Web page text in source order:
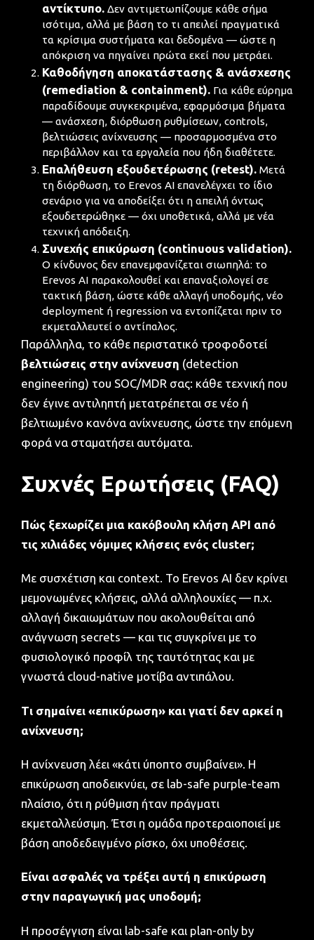
αντίκτυπο. Δεν αντιμετωπίζουμε κάθε σήμα
ισότιμα, αλλά με βάση το τι απειλεί πραγματικά
τα κρίσιμα συστήματα και δεδομένα — ώστε η
απόκριση να πηγαίνει πρώτα εκεί που μετράει.
Καθοδήγηση αποκατάστασης & ανάσχεσης
(remediation & containment). Για κάθε εύρημα
παραδίδουμε συγκεκριμένα, εφαρμόσιμα βήματα
— ανάσχεση, διόρθωση ρυθμίσεων, controls,
βελτιώσεις ανίχνευσης — προσαρμοσμένα στο
περιβάλλον και τα εργαλεία που ήδη διαθέτετε.
Επαλήθευση εξουδετέρωσης (retest). Μετά
τη διόρθωση, το Erevos AI επανελέγχει το ίδιο
σενάριο για να αποδείξει ότι η απειλή όντως
εξουδετερώθηκε — όχι υποθετικά, αλλά με νέα
τεχνική απόδειξη.
Συνεχής επικύρωση (continuous validation).
Ο κίνδυνος δεν επανεμφανίζεται σιωπηλά: το
Erevos AI παρακολουθεί και επαναξιολογεί σε
τακτική βάση, ώστε κάθε αλλαγή υποδομής, νέο
deployment ή regression να εντοπίζεται πριν το
εκμεταλλευτεί ο αντίπαλος.
Παράλληλα, το κάθε περιστατικό τροφοδοτεί
βελτιώσεις στην ανίχνευση (detection
engineering) του SOC/MDR σας: κάθε τεχνική που
δεν έγινε αντιληπτή μετατρέπεται σε νέο ή
βελτιωμένο κανόνα ανίχνευσης, ώστε την επόμενη
φορά να σταματήσει αυτόματα.
Συχνές Ερωτήσεις (FAQ)
Πώς ξεχωρίζει μια κακόβουλη κλήση API από
τις χιλιάδες νόμιμες κλήσεις ενός cluster;
Με συσχέτιση και context. Το Erevos AI δεν κρίνει
μεμονωμένες κλήσεις, αλλά αλληλουχίες — π.χ.
αλλαγή δικαιωμάτων που ακολουθείται από
ανάγνωση secrets — και τις συγκρίνει με το
φυσιολογικό προφίλ της ταυτότητας και με
γνωστά cloud-native μοτίβα αντιπάλου.
Τι σημαίνει «επικύρωση» και γιατί δεν αρκεί η
ανίχνευση;
Η ανίχνευση λέει «κάτι ύποπτο συμβαίνει». Η
επικύρωση αποδεικνύει, σε lab-safe purple-team
πλαίσιο, ότι η ρύθμιση ήταν πράγματι
εκμεταλλεύσιμη. Έτσι η ομάδα προτεραιοποιεί με
βάση αποδεδειγμένο ρίσκο, όχι υποθέσεις.
Είναι ασφαλές να τρέξει αυτή η επικύρωση
στην παραγωγική μας υποδομή;
Η προσέγγιση είναι lab-safe και plan-only by